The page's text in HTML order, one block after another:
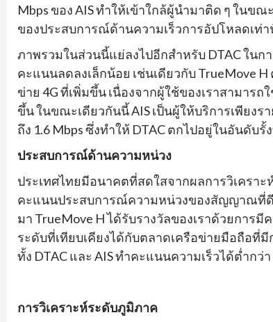
Mbps ของ AIS ทำให้เข้าใกล้ผู้นำมาติด ๆ ในข
ของประสบการณ์ด้านความเร็วการอัปโหลดเ
ภาพรวมในส่วนนี้แย่ลงไปอีกสำหรับ DTAC ในก
คะแนนลดลงเล็กน้อย เช่นเดียวกับ TrueMove
ข่าย 4G ที่เพิ่มขึ้น เนื่องจากผู้ใช้ของเราสามาร
ขึ้น ในขณะเดียวกันนี้ AIS เป็นผู้ให้บริการเพียง
ถึง 1.6 Mbps ซึ่งทำให้ DTAC ตกไปอยู่ในอันดับรั้
ประสบการณ์ด้านความหน่วง
ประเทศไทยมีอนาคตที่สดใสจากผลการวิเคร
คะแนนประสบการณ์ความหน่วงของสัญญาณที่ดี
มา TrueMove H ได้รับรางวัลของเราด้วยกา
ระดับที่เทียบเคียงได้กับตลาดเครือข่ายมือถือ
ทั้ง DTAC และ AIS ทำคะแนนความเร็วได้ต่ำกว่า
การวิเคราะห์ระดับภูมิภาค